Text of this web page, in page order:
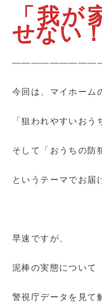
「我が
せない
今回は、マイホーム
「狙われやすいおう
そして「おうちの防
というテーマでお届
早速ですが、
泥棒の実態について
警視庁データを見て